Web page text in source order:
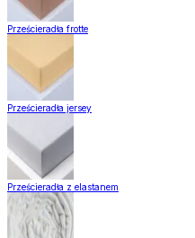
Prześcieradła frotte
Prześcieradła jersey
Prześcieradła z elastanem